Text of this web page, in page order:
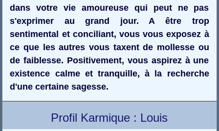
dans votre vie amoureuse qui peut ne pas
s'exprimer au grand jour. A être trop
sentimental et conciliant, vous vous exposez à
ce que les autres vous taxent de mollesse ou
de faiblesse. Positivement, vous aspirez à une
existence calme et tranquille, à la recherche
d'une certaine sagesse.
Profil Karmique : Louis